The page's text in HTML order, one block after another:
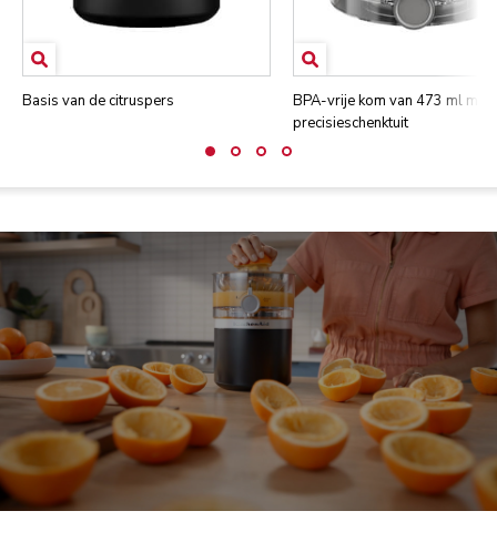
Basis van de citruspers
BPA-vrije kom van 473 ml met
precisieschenktuit